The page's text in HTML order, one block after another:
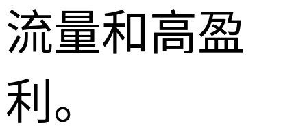
流量和高盈
利。